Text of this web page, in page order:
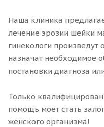
Наша клиника
лечение эрозии шейки
гинекологи произведут
назначат необходимое
постановки диагноза
Только
помощь моет стать
женского организма!